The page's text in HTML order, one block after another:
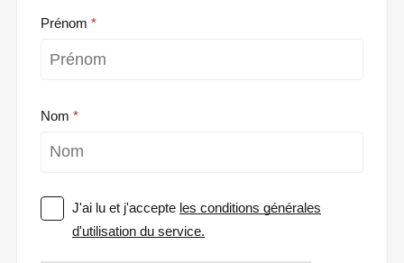
Prénom
Nom
J'ai lu et j'accepte les conditions générales
d'utilisation du service.